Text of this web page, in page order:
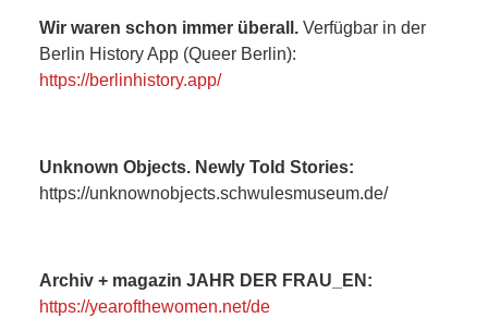
Wir waren schon immer überall. Verfügbar in der
Berlin History App (Queer Berlin):
https://berlinhistory.app/
Unknown Objects. Newly Told Stories:
https://unknownobjects.schwulesmuseum.de/
Archiv + magazin JAHR DER FRAU_EN:
https://yearofthewomen.net/de